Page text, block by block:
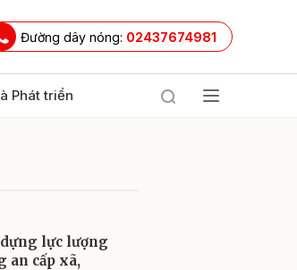
Đường dây nóng: 02437674981
Phát triển
lực lượng
an cấp xã,